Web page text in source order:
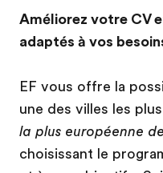
Améliorez votre CV
adaptés à vos
EF vous offre la
une des villes les
la plus européenne
choisissant le